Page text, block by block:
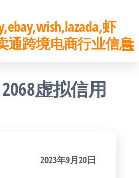
虾
通跨境电商行业信息
虚拟信用
2023年9月20日